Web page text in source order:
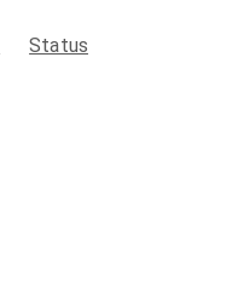
Status